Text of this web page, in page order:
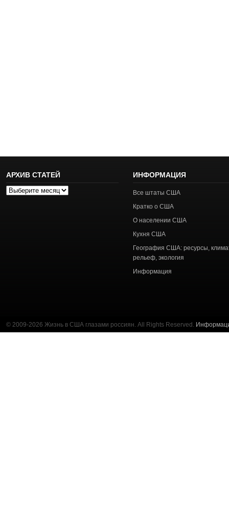
АРХИВ СТАТЕЙ
Архив
ИНФОРМАЦИЯ
Все штаты США
Кратко о США
О населении США
Кухня США
География США: ресурсы,
рельеф, экология
Информация
© 2009-2026 Жизнь в США глазами россиян. All Rights Reserved.